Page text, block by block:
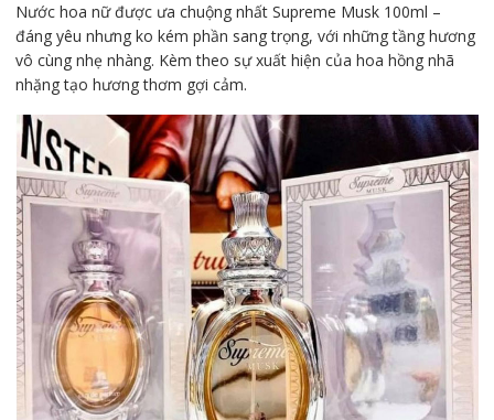
Nước hoa nữ được ưa chuộng nhất Supreme Musk 100ml –
đáng yêu nhưng ko kém phần sang trọng, với những tầng hương
vô cùng nhẹ nhàng. Kèm theo sự xuất hiện của hoa hồng nhã
nhặng tạo hương thơm gợi cảm.